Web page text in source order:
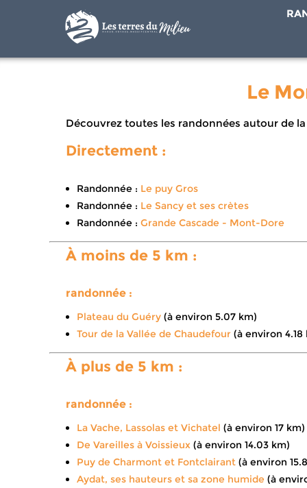
Le
Découvrez toutes les randonnées autour de
Directement :
Randonnée : Le puy Gros
Randonnée : Le Sancy et ses crètes
Randonnée : Grande Cascade - Mont-Dore
À moins de 5 km :
randonnée :
Plateau du Guéry (à environ 5.07 km)
Tour de la Vallée de Chaudefour (à environ 4.18
À plus de 5 km :
randonnée :
La Vache, Lassolas et Vichatel (à environ 17 km)
De Vareilles à Voissieux (à environ 14.03 km)
Puy de Charmont et Fontclairant (à environ
Aydat, ses hauteurs et sa zone humide (à